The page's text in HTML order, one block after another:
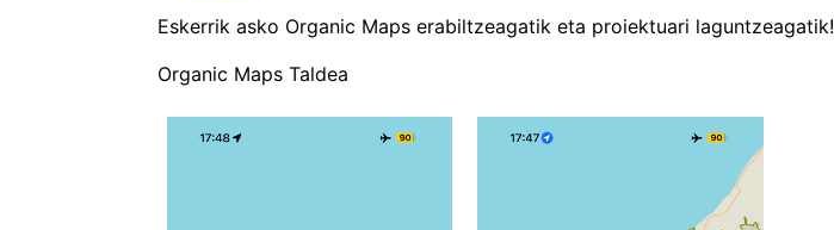
Eskerrik asko Organic Maps erabiltzeagatik eta proiektuari laguntzeagatik!
Organic Maps Taldea